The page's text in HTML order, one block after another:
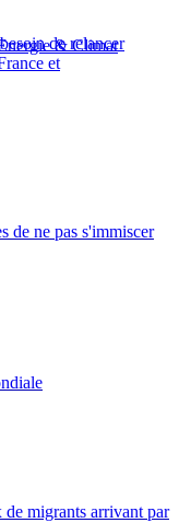
de relancer
et
& Climat
de ne pas s'immiscer
de migrants arrivant par